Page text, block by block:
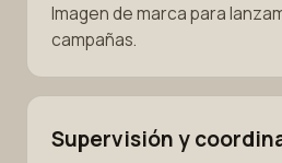
Imagen de marca para
campañas.
Supervisión y